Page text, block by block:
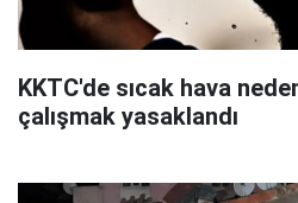
KKTC'de sıcak hava
çalışmak yasaklandı